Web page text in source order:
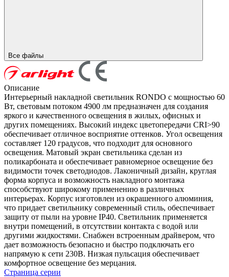
Все файлы
Описание
Интерьерный накладной светильник RONDO с мощностью 60
Вт, световым потоком 4900 лм предназначен для создания
яркого и качественного освещения в жилых, офисных и
других помещениях. Высокий индекс цветопередачи CRI>90
обеспечивает отличное восприятие оттенков. Угол освещения
составляет 120 градусов, что подходит для основного
освещения. Матовый экран светильника сделан из
поликарбоната и обеспечивает равномерное освещение без
видимости точек светодиодов. Лаконичный дизайн, круглая
форма корпуса и возможность накладного монтажа
способствуют широкому применению в различных
интерьерах. Корпус изготовлен из окрашенного алюминия,
что придает светильнику современный стиль, обеспечивает
защиту от пыли на уровне IP40. Светильник применяется
внутри помещений, в отсутствии контакта с водой или
другими жидкостями. Снабжен встроенным драйвером, что
дает возможность безопасно и быстро подключать его
напрямую к сети 230В. Низкая пульсация обеспечивает
комфортное освещение без мерцания.
Страница серии